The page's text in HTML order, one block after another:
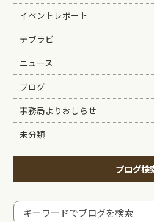
イベントレポート
テブラビ
ニュース
ブログ
事務局よりおしらせ
未分類
ブログ検